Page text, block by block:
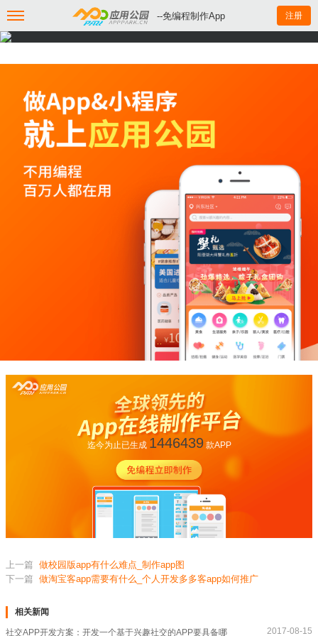
--免编程制作App 注册
迄今为止已生成 1446439款APP
上一篇 做校园版app有什么难点_制作app图
下一篇 做淘宝客app需要有什么_个人开发多多客app如何推广
相关新闻
社交APP开发方案：开发一个基于兴趣社交的APP要具备哪 2017-08-15